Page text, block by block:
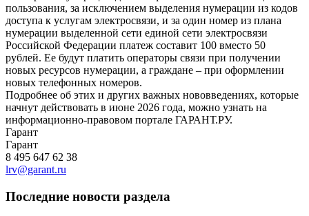
пользования, за исключением выделения нумерации из кодов
доступа к услугам электросвязи, и за один номер из плана
нумерации выделенной сети единой сети электросвязи
Российской Федерации платеж составит 100 вместо 50
рублей. Ее будут платить операторы связи при получении
новых ресурсов нумерации, а граждане – при оформлении
новых телефонных номеров.
Подробнее об этих и других важных нововведениях, которые
начнут действовать в июне 2026 года, можно узнать на
информационно-правовом портале ГАРАНТ.РУ.
Гарант
Гарант
8 495 647 62 38
lrv@garant.ru
Последние новости раздела